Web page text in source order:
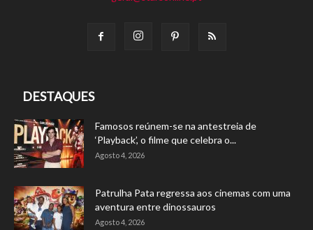
DESTAQUES
Famosos reúnem-se na antestreia de
‘Playback’, o filme que celebra o...
Agosto 4, 2026
Patrulha Pata regressa aos cinemas com uma
aventura entre dinossauros
Agosto 4, 2026